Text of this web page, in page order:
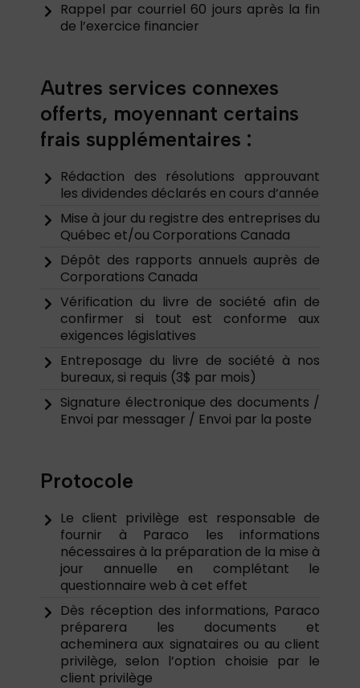
Rappel par courriel 60 jours après la fin
de l’exercice financier
Autres services connexes
offerts, moyennant certains
frais supplémentaires :
Rédaction des résolutions approuvant
les dividendes déclarés en cours d’année
Mise à jour du registre des entreprises du
Québec et/ou Corporations Canada
Dépôt des rapports annuels auprès de
Corporations Canada
Vérification du livre de société afin de
confirmer si tout est conforme aux
exigences législatives
Entreposage du livre de société à nos
bureaux, si requis (3$ par mois)
Signature électronique des documents /
Envoi par messager / Envoi par la poste
Protocole
Le client privilège est responsable de
fournir à Paraco les informations
nécessaires à la préparation de la mise à
jour annuelle en complétant le
questionnaire web à cet effet
Dès réception des informations, Paraco
préparera les documents et
acheminera aux signataires ou au client
privilège, selon l’option choisie par le
client privilège